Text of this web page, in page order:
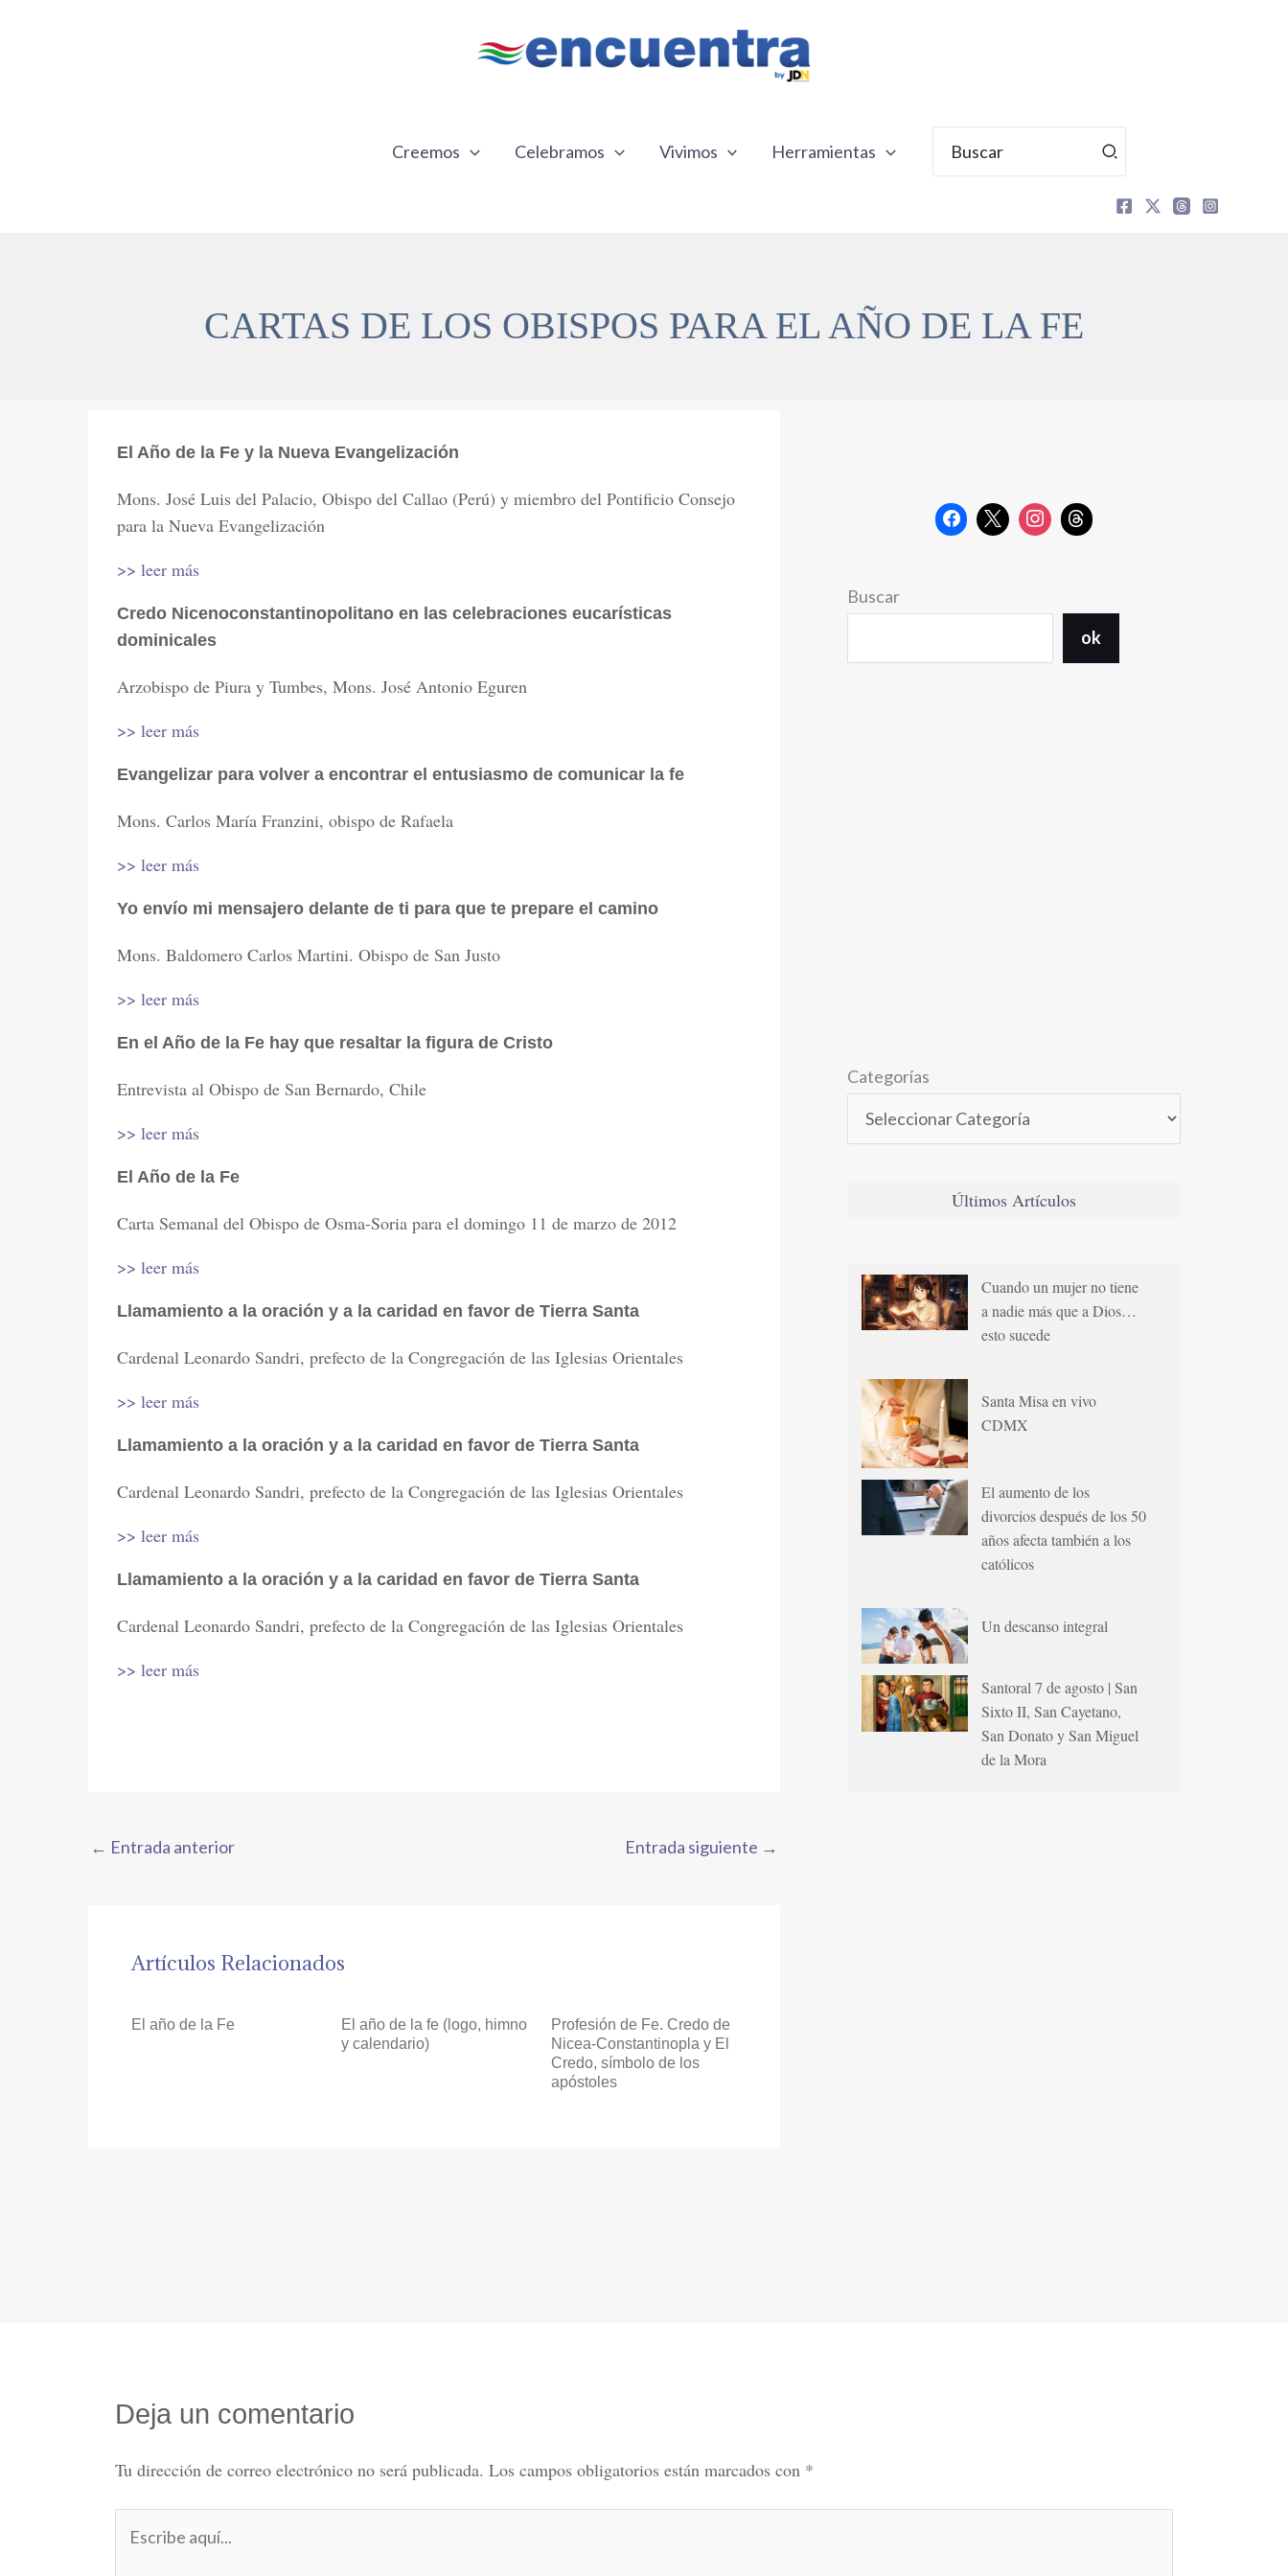
Creemos Celebramos Vivimos Herramientas
por:
CARTAS DE LOS OBISPOS PARA EL AÑO DE LA FE
El Año de la Fe y la Nueva Evangelización
Mons. José Luis del Palacio, Obispo del Callao (Perú) y miembro del Pontificio Consejo
para la Nueva Evangelización
>> leer más
Credo Nicenoconstantinopolitano en las celebraciones eucarísticas
dominicales
Arzobispo de Piura y Tumbes, Mons. José Antonio Eguren
>> leer más
Evangelizar para volver a encontrar el entusiasmo de comunicar la fe
Mons. Carlos María Franzini, obispo de Rafaela
>> leer más
Yo envío mi mensajero delante de ti para que te prepare el camino
Mons. Baldomero Carlos Martini. Obispo de San Justo
>> leer más
En el Año de la Fe hay que resaltar la figura de Cristo
Entrevista al Obispo de San Bernardo, Chile
>> leer más
El Año de la Fe
Carta Semanal del Obispo de Osma-Soria para el domingo 11 de marzo de 2012
>> leer más
Llamamiento a la oración y a la caridad en favor de Tierra Santa
Cardenal Leonardo Sandri, prefecto de la Congregación de las Iglesias Orientales
>> leer más
Llamamiento a la oración y a la caridad en favor de Tierra Santa
Cardenal Leonardo Sandri, prefecto de la Congregación de las Iglesias Orientales
>> leer más
Llamamiento a la oración y a la caridad en favor de Tierra Santa
Cardenal Leonardo Sandri, prefecto de la Congregación de las Iglesias Orientales
>> leer más
← Entrada anterior Entrada siguiente →
Artículos Relacionados
El año de la Fe
El año de la fe (logo, himno
y calendario)
Profesión de Fe. Credo de
Nicea-Constantinopla y El
Credo, símbolo de los
apóstoles
Buscar
ok
Categorías
Últimos Artículos
Cuando un mujer no tiene
a nadie más que a Dios…
esto sucede
Santa Misa en vivo
CDMX
El aumento de los
divorcios después de los 50
años afecta también a los
católicos
Un descanso integral
Santoral 7 de agosto | San
Sixto II, San Cayetano,
San Donato y San Miguel
de la Mora
Deja un comentario
Tu dirección de correo electrónico no será publicada. Los campos obligatorios están marcados con *
aquí...